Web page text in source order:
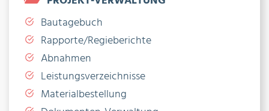
Bautagebuch
Rapporte/Regieberichte
Abnahmen
Leistungsverzeichnisse
Materialbestellung